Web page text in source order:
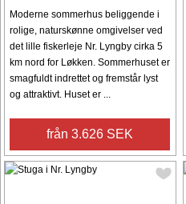
Moderne sommerhus beliggende i
rolige, naturskønne omgivelser ved
det lille fiskerleje Nr. Lyngby cirka 5
km nord for Løkken. Sommerhuset er
smagfuldt indrettet og fremstår lyst
og attraktivt. Huset er ...
från 3.626 SEK